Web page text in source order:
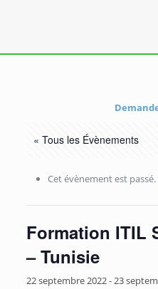
« Tous les Évènements
Cet évènement est passé.
Formation ITIL
– Tunisie
22 septembre 2022-23